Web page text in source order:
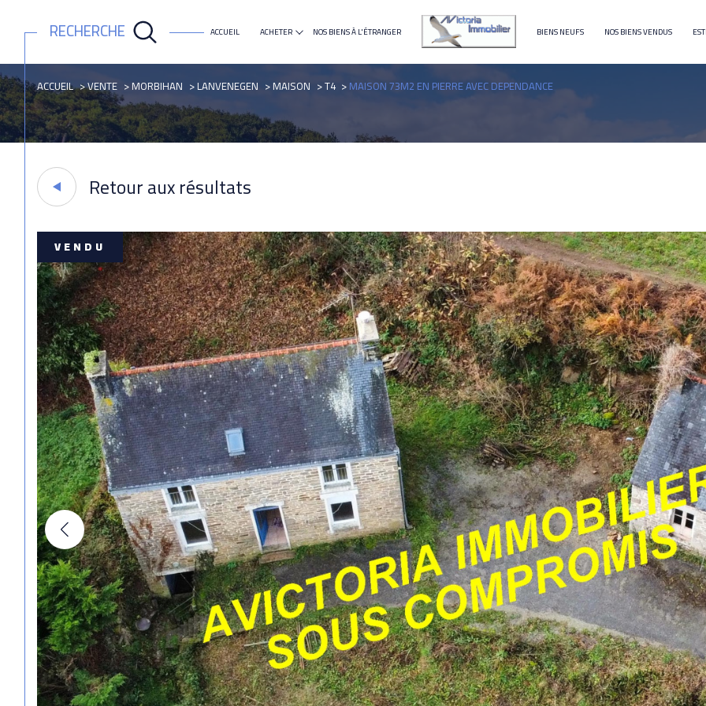
ACCUEIL ACHETER
maison appartement terrain immeuble
NOS BIENS À L'ÉTRANGER BIENS NEUFS NOS BIENS VENDUS
RECHERCHE
ACCUEIL VENTE MORBIHAN LANVENEGEN MAISON T4 MAISON 73M2 EN PIERRE AVEC DEPENDANCE
Retour aux résultats
VENDU